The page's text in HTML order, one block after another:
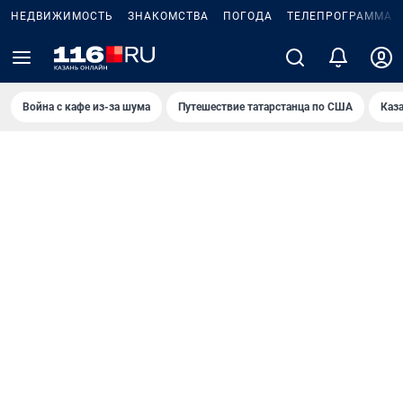
НЕДВИЖИМОСТЬ ЗНАКОМСТВА ПОГОДА ТЕЛЕПРОГРАММА
Война с кафе из-за шума Путешествие татарстанца по США